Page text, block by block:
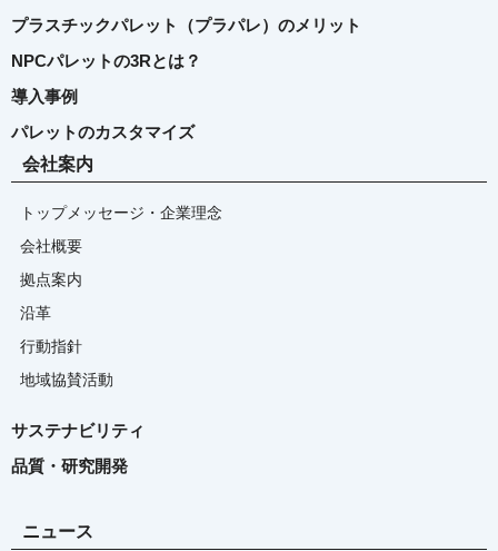
プラスチックパレット（プラパレ）のメリット
NPCパレットの3Rとは？
導入事例
パレットのカスタマイズ
会社案内
トップメッセージ・企業理念
会社概要
拠点案内
沿革
行動指針
地域協賛活動
サステナビリティ
品質・研究開発
ニュース